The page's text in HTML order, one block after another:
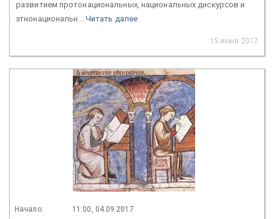
развитием протонациональных, национальных дискурсов и
этнонациональн... Читать далее
15 июня 2017
Начало: 11:00, 04.09.2017